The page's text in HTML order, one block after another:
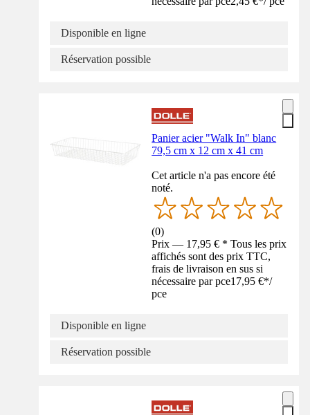
Disponible en ligne
Réservation possible
Panier acier "Walk In" blanc
79,5 cm x 12 cm x 41 cm
Cet article n'a pas encore été
noté.
(0)
Prix — 17,95 € * Tous les prix
affichés sont des prix TTC,
frais de livraison en sus si
nécessaire par pce17,95 €*/
pce
Disponible en ligne
Réservation possible